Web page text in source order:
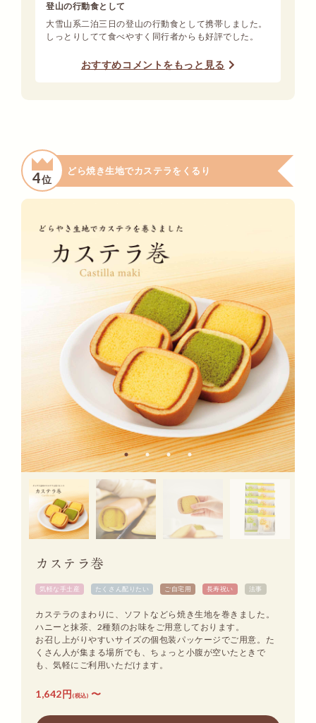
登山の行動食として
大雪山系二泊三日の登山の行動食として携帯しました。
しっとりしてて食べやすく同行者からも好評でした。
おすすめコメントをもっと見る
4位
どら焼き生地でカステラをくるり
カステラ巻
気軽な手土産 たくさん配りたい ご自宅用 長寿祝い 法事
カステラのまわりに、ソフトなどら焼き生地を巻きました。
ハニーと抹茶、2種類のお味をご用意しております。
お召し上がりやすいサイズの個包装パッケージでご用意。た
くさん人が集まる場所でも、ちょっと小腹が空いたときで
も、気軽にご利用いただけます。
1,642円 (税込) 〜